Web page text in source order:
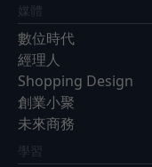
媒體
數位時代
經理人
Shopping Design
創業小聚
未來商務
學習